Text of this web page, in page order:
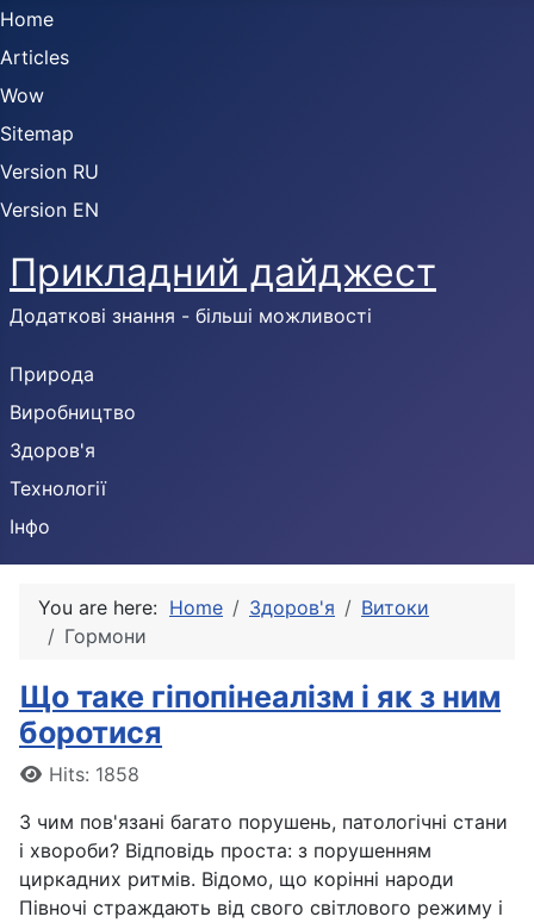
Home
Articles
Wow
Sitemap
Version RU
Version EN
Прикладний дайджест
Додаткові знання - більші можливості
Природа
Виробництво
Здоров'я
Технології
Інфо
You are here: Home Здоров'я
Витоки
Гормони
Що таке гіпопінеалізм і як з ним
боротися
DetailsHits: 1858
З чим пов'язані багато порушень, патологічні стани
і хвороби? Відповідь проста: з порушенням
циркадних ритмів. Відомо, що корінні народи
Півночі страждають від свого світлового режиму і